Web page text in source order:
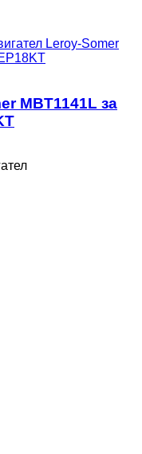
Leroy-Somer
MBT1141L за